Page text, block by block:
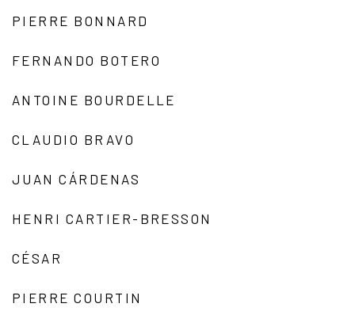
PIERRE BONNARD
FERNANDO BOTERO
ANTOINE BOURDELLE
CLAUDIO BRAVO
JUAN CÁRDENAS
HENRI CARTIER-BRESSON
CÉSAR
PIERRE COURTIN